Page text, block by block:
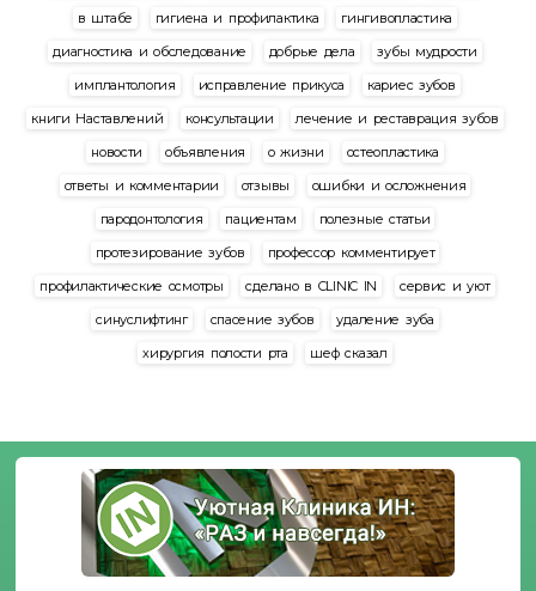
в штабе
гигиена и профилактика
гингивопластика
диагностика и обследование
добрые дела
зубы мудрости
имплантология
исправление прикуса
кариес зубов
книги Наставлений
консультации
лечение и реставрация зубов
новости
объявления о жизни
остеопластика
ответы и комментарии
отзывы
ошибки и осложнения
пародонтология
пациентам
полезные статьи
протезирование зубов
профессор комментирует
профилактические осмотры
сделано в CLINIC IN
сервис и уют
синуслифтинг
спасение зубов
удаление зуба
хирургия полости рта
шеф сказал